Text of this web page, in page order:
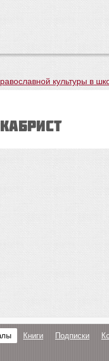
культуры в
Книги Подписки